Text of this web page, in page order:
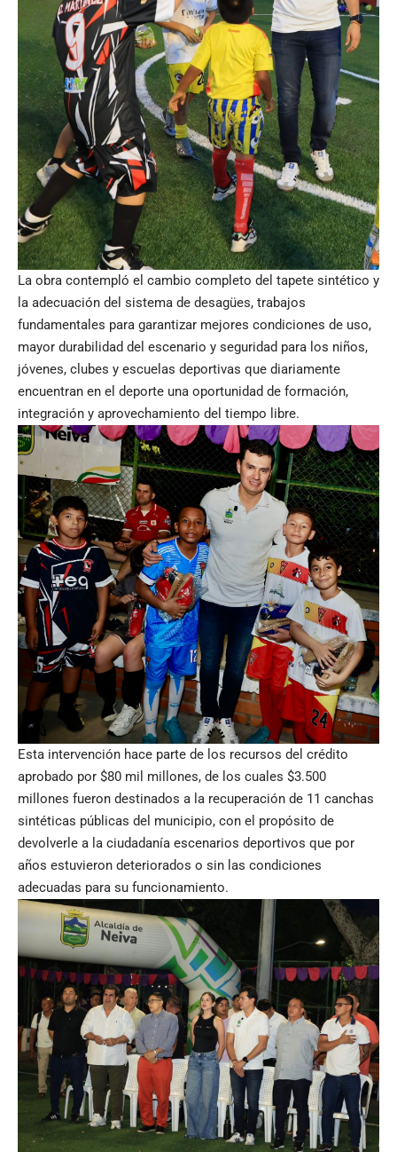
La obra contempló el cambio completo del tapete sintético y
la adecuación del sistema de desagües, trabajos
fundamentales para garantizar mejores condiciones de uso,
mayor durabilidad del escenario y seguridad para los niños,
jóvenes, clubes y escuelas deportivas que diariamente
encuentran en el deporte una oportunidad de formación,
integración y aprovechamiento del tiempo libre.
Esta intervención hace parte de los recursos del crédito
aprobado por $80 mil millones, de los cuales $3.500
millones fueron destinados a la recuperación de 11 canchas
sintéticas públicas del municipio, con el propósito de
devolverle a la ciudadanía escenarios deportivos que por
años estuvieron deteriorados o sin las condiciones
adecuadas para su funcionamiento.